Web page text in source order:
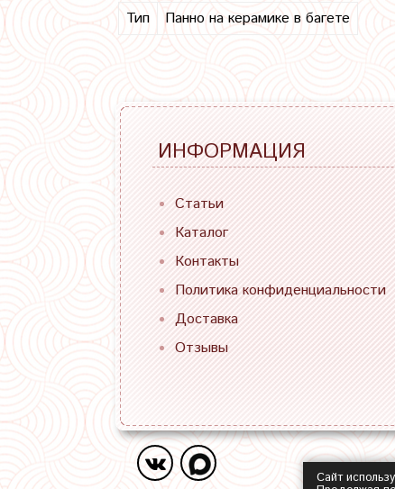
Тип Панно на керамике в багете
ИНФОРМАЦИЯ
Статьи
Каталог
Контакты
Политика конфиденциальности
Доставка
Отзывы
Сайт